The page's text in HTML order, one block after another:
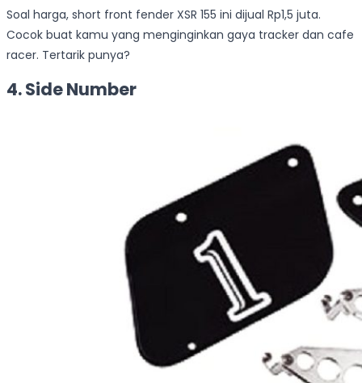
Soal harga, short front fender XSR 155 ini dijual Rp1,5 juta.
Cocok buat kamu yang menginginkan gaya tracker dan cafe
racer. Tertarik punya?
4. Side Number